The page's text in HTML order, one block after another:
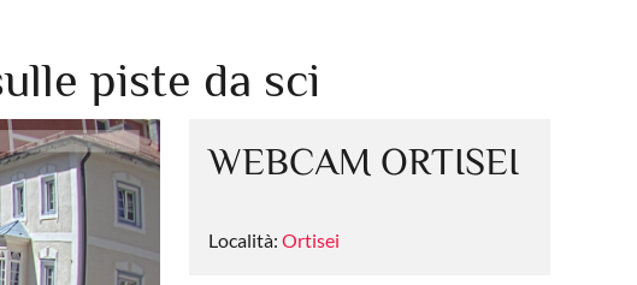
piste da sci
WEBCAM ORTISEI
Località: Ortisei